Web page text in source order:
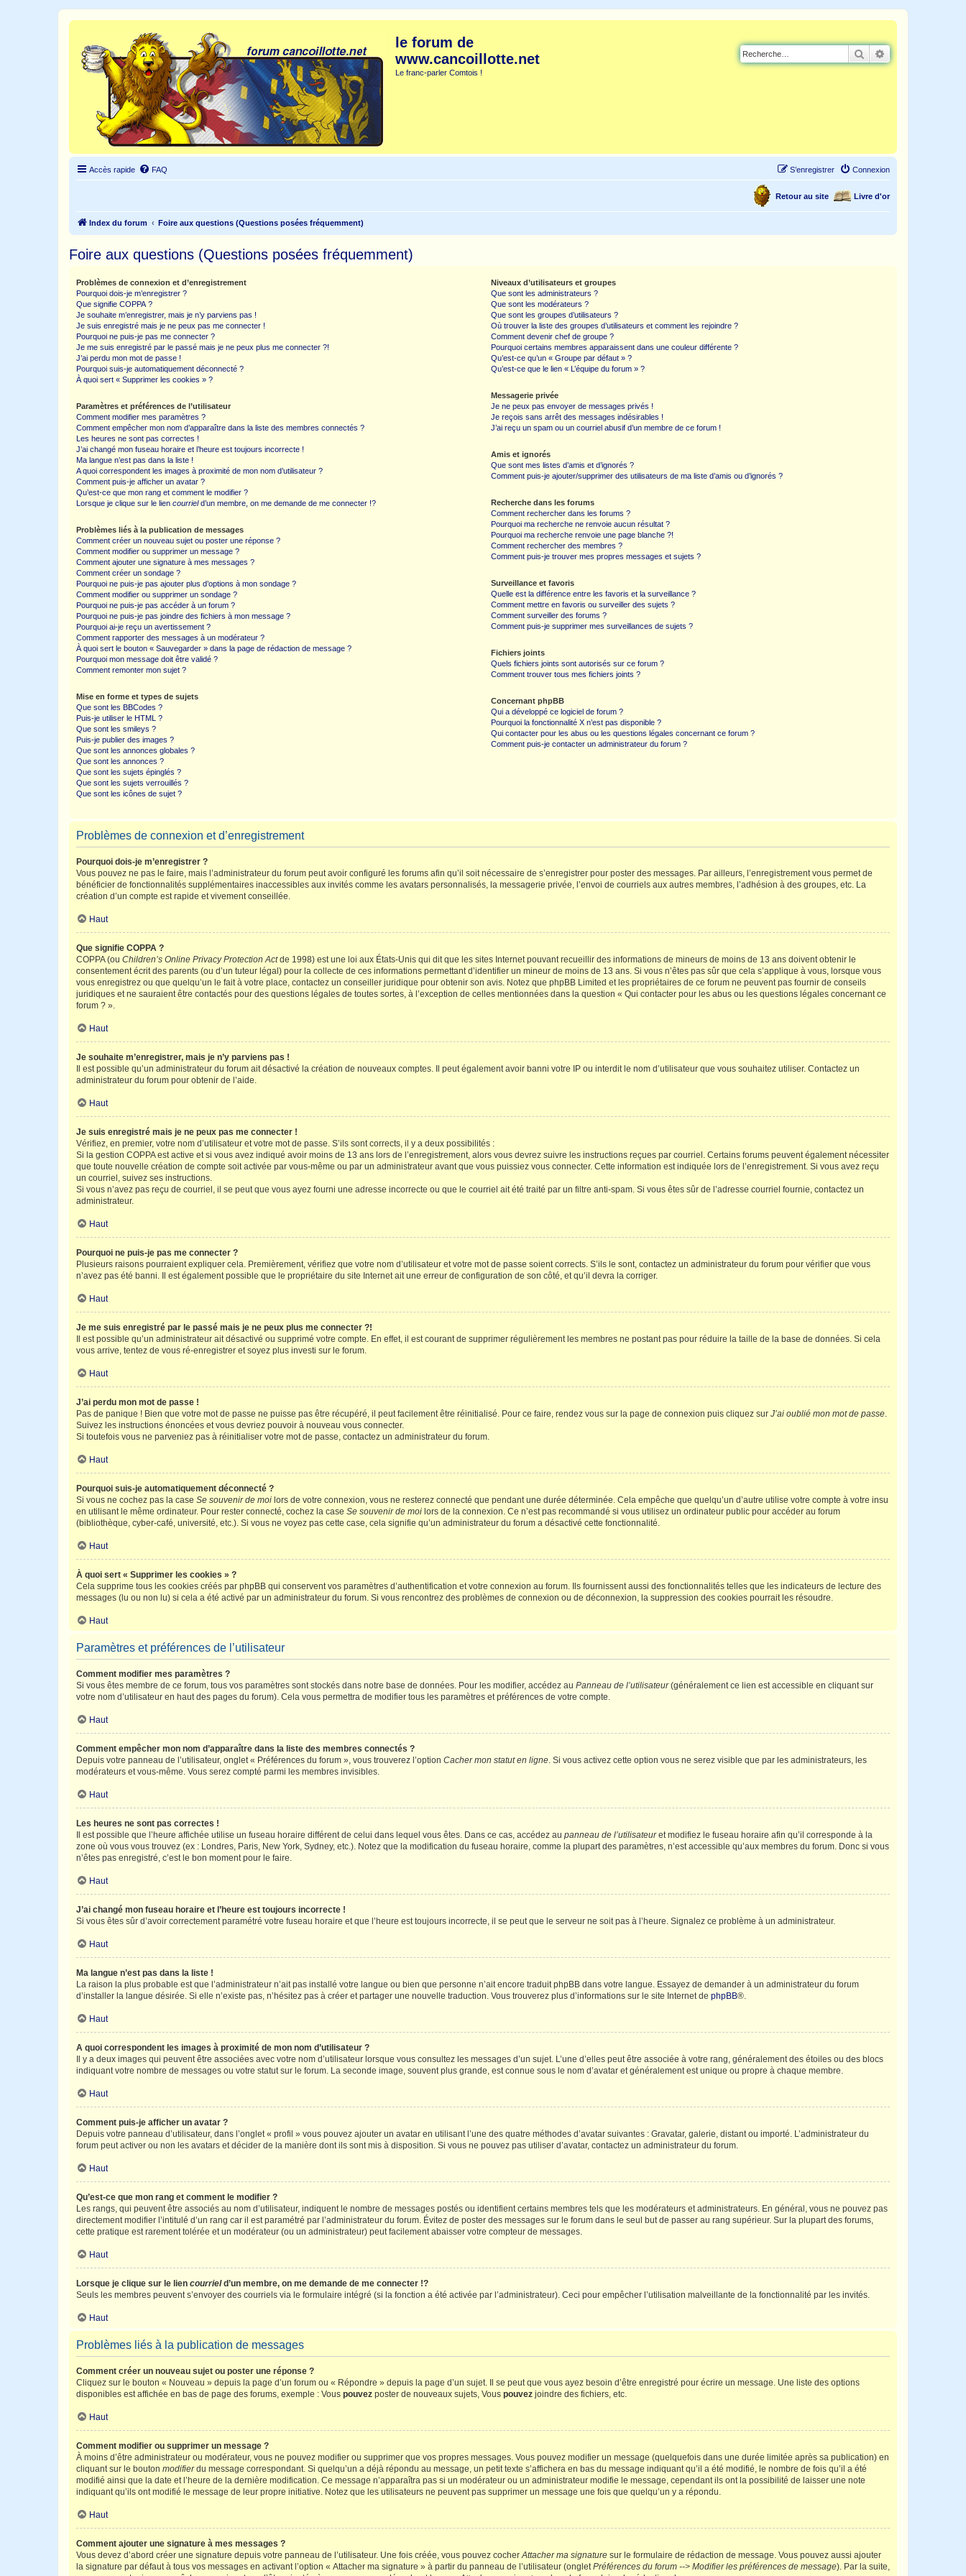
le forum de
www.cancoillotte.net
Le franc-parler Comtois !
Rechercher
Accès rapide FAQ Connexion
S’enregistrer
Livre d'or
Retour au site
Index du forum Foire aux questions (Questions posées fréquemment)
Foire aux questions (Questions posées fréquemment)
Problèmes de connexion et d’enregistrement
Pourquoi dois-je m’enregistrer ?
Que signifie COPPA ?
Je souhaite m’enregistrer, mais je n’y parviens pas !
Je suis enregistré mais je ne peux pas me connecter !
Pourquoi ne puis-je pas me connecter ?
Je me suis enregistré par le passé mais je ne peux plus me connecter ?!
J’ai perdu mon mot de passe !
Pourquoi suis-je automatiquement déconnecté ?
À quoi sert « Supprimer les cookies » ?
Paramètres et préférences de l’utilisateur
Comment modifier mes paramètres ?
Comment empêcher mon nom d’apparaître dans la liste des membres connectés ?
Les heures ne sont pas correctes !
J’ai changé mon fuseau horaire et l’heure est toujours incorrecte !
Ma langue n’est pas dans la liste !
A quoi correspondent les images à proximité de mon nom d’utilisateur ?
Comment puis-je afficher un avatar ?
Qu’est-ce que mon rang et comment le modifier ?
Lorsque je clique sur le lien courrield’un membre, on me demande de me connecter !?
Problèmes liés à la publication de messages
Comment créer un nouveau sujet ou poster une réponse ?
Comment modifier ou supprimer un message ?
Comment ajouter une signature à mes messages ?
Comment créer un sondage ?
Pourquoi ne puis-je pas ajouter plus d’options à mon sondage ?
Comment modifier ou supprimer un sondage ?
Pourquoi ne puis-je pas accéder à un forum ?
Pourquoi ne puis-je pas joindre des fichiers à mon message ?
Pourquoi ai-je reçu un avertissement ?
Comment rapporter des messages à un modérateur ?
À quoi sert le bouton « Sauvegarder » dans la page de rédaction de message ?
Pourquoi mon message doit être validé ?
Comment remonter mon sujet ?
Mise en forme et types de sujets
Que sont les BBCodes ?
Puis-je utiliser le HTML ?
Que sont les smileys ?
Puis-je publier des images ?
Que sont les annonces globales ?
Que sont les annonces ?
Que sont les sujets épinglés ?
Que sont les sujets verrouillés ?
Que sont les icônes de sujet ?
Niveaux d’utilisateurs et groupes
Que sont les administrateurs ?
Que sont les modérateurs ?
Que sont les groupes d’utilisateurs ?
Où trouver la liste des groupes d’utilisateurs et comment les rejoindre ?
Comment devenir chef de groupe ?
Pourquoi certains membres apparaissent dans une couleur différente ?
Qu’est-ce qu’un « Groupe par défaut » ?
Qu’est-ce que le lien « L’équipe du forum » ?
Messagerie privée
Je ne peux pas envoyer de messages privés !
Je reçois sans arrêt des messages indésirables !
J’ai reçu un spam ou un courriel abusif d’un membre de ce forum !
Amis et ignorés
Que sont mes listes d’amis et d’ignorés ?
Comment puis-je ajouter/supprimer des utilisateurs de ma liste d’amis ou d’ignorés ?
Recherche dans les forums
Comment rechercher dans les forums ?
Pourquoi ma recherche ne renvoie aucun résultat ?
Pourquoi ma recherche renvoie une page blanche ?!
Comment rechercher des membres ?
Comment puis-je trouver mes propres messages et sujets ?
Surveillance et favoris
Quelle est la différence entre les favoris et la surveillance ?
Comment mettre en favoris ou surveiller des sujets ?
Comment surveiller des forums ?
Comment puis-je supprimer mes surveillances de sujets ?
Fichiers joints
Quels fichiers joints sont autorisés sur ce forum ?
Comment trouver tous mes fichiers joints ?
Concernant phpBB
Qui a développé ce logiciel de forum ?
Pourquoi la fonctionnalité X n’est pas disponible ?
Qui contacter pour les abus ou les questions légales concernant ce forum ?
Comment puis-je contacter un administrateur du forum ?
Problèmes de connexion et d’enregistrement
Pourquoi dois-je m’enregistrer ?
Vous pouvez ne pas le faire, mais l’administrateur du forum peut avoir configuré les forums afin qu’il soit nécessaire de s’enregistrer pour poster des messages. Par ailleurs, l’enregistrement vous permet de
bénéficier de fonctionnalités supplémentaires inaccessibles aux invités comme les avatars personnalisés, la messagerie privée, l’envoi de courriels aux autres membres, l’adhésion à des groupes, etc. La
création d’un compte est rapide et vivement conseillée.
Haut
Que signifie COPPA ?
COPPA (ou Children’s Online Privacy Protection Actde 1998) est une loi aux États-Unis qui dit que les sites Internet pouvant recueillir des informations de mineurs de moins de 13 ans doivent obtenir le
consentement écrit des parents (ou d’un tuteur légal) pour la collecte de ces informations permettant d’identifier un mineur de moins de 13 ans. Si vous n’êtes pas sûr que cela s’applique à vous, lorsque vous
vous enregistrez ou que quelqu’un le fait à votre place, contactez un conseiller juridique pour obtenir son avis. Notez que phpBB Limited et les propriétaires de ce forum ne peuvent pas fournir de conseils
juridiques et ne sauraient être contactés pour des questions légales de toutes sortes, à l’exception de celles mentionnées dans la question « Qui contacter pour les abus ou les questions légales concernant ce
forum ? ».
Haut
Je souhaite m’enregistrer, mais je n’y parviens pas !
Il est possible qu’un administrateur du forum ait désactivé la création de nouveaux comptes. Il peut également avoir banni votre IP ou interdit le nom d’utilisateur que vous souhaitez utiliser. Contactez un
administrateur du forum pour obtenir de l’aide.
Haut
Je suis enregistré mais je ne peux pas me connecter !
Vérifiez, en premier, votre nom d’utilisateur et votre mot de passe. S’ils sont corrects, il y a deux possibilités :
Si la gestion COPPA est active et si vous avez indiqué avoir moins de 13 ans lors de l’enregistrement, alors vous devrez suivre les instructions reçues par courriel. Certains forums peuvent également nécessiter
que toute nouvelle création de compte soit activée par vous-même ou par un administrateur avant que vous puissiez vous connecter. Cette information est indiquée lors de l’enregistrement. Si vous avez reçu
un courriel, suivez ses instructions.
Si vous n’avez pas reçu de courriel, il se peut que vous ayez fourni une adresse incorrecte ou que le courriel ait été traité par un filtre anti-spam. Si vous êtes sûr de l’adresse courriel fournie, contactez un
administrateur.
Haut
Pourquoi ne puis-je pas me connecter ?
Plusieurs raisons pourraient expliquer cela. Premièrement, vérifiez que votre nom d’utilisateur et votre mot de passe soient corrects. S’ils le sont, contactez un administrateur du forum pour vérifier que vous
n’avez pas été banni. Il est également possible que le propriétaire du site Internet ait une erreur de configuration de son côté, et qu’il devra la corriger.
Haut
Je me suis enregistré par le passé mais je ne peux plus me connecter ?!
Il est possible qu’un administrateur ait désactivé ou supprimé votre compte. En effet, il est courant de supprimer régulièrement les membres ne postant pas pour réduire la taille de la base de données. Si cela
vous arrive, tentez de vous ré-enregistrer et soyez plus investi sur le forum.
Haut
J’ai perdu mon mot de passe !
Pas de panique ! Bien que votre mot de passe ne puisse pas être récupéré, il peut facilement être réinitialisé. Pour ce faire, rendez vous sur la page de connexion puis cliquez sur J’ai oublié mon mot de passe.
Suivez les instructions énoncées et vous devriez pouvoir à nouveau vous connecter.
Si toutefois vous ne parveniez pas à réinitialiser votre mot de passe, contactez un administrateur du forum.
Haut
Pourquoi suis-je automatiquement déconnecté ?
Si vous ne cochez pas la case Se souvenir de moi lors de votre connexion, vous ne resterez connecté que pendant une durée déterminée. Cela empêche que quelqu’un d’autre utilise votre compte à votre insu
en utilisant le même ordinateur. Pour rester connecté, cochez la case Se souvenir de moi lors de la connexion. Ce n’est pas recommandé si vous utilisez un ordinateur public pour accéder au forum
(bibliothèque, cyber-café, université, etc.). Si vous ne voyez pas cette case, cela signifie qu’un administrateur du forum a désactivé cette fonctionnalité.
Haut
À quoi sert « Supprimer les cookies » ?
Cela supprime tous les cookies créés par phpBB qui conservent vos paramètres d’authentification et votre connexion au forum. Ils fournissent aussi des fonctionnalités telles que les indicateurs de lecture des
messages (lu ou non lu) si cela a été activé par un administrateur du forum. Si vous rencontrez des problèmes de connexion ou de déconnexion, la suppression des cookies pourrait les résoudre.
Haut
Paramètres et préférences de l’utilisateur
Comment modifier mes paramètres ?
Si vous êtes membre de ce forum, tous vos paramètres sont stockés dans notre base de données. Pour les modifier, accédez au Panneau de l’utilisateur(généralement ce lien est accessible en cliquant sur
votre nom d’utilisateur en haut des pages du forum). Cela vous permettra de modifier tous les paramètres et préférences de votre compte.
Haut
Comment empêcher mon nom d’apparaître dans la liste des membres connectés ?
Depuis votre panneau de l’utilisateur, onglet « Préférences du forum », vous trouverez l’option Cacher mon statut en ligne. Si vous activez cette option vous ne serez visible que par les administrateurs, les
modérateurs et vous-même. Vous serez compté parmi les membres invisibles.
Haut
Les heures ne sont pas correctes !
Il est possible que l’heure affichée utilise un fuseau horaire différent de celui dans lequel vous êtes. Dans ce cas, accédez au panneau de l’utilisateuret modifiez le fuseau horaire afin qu’il corresponde à la
zone où vous vous trouvez (ex : Londres, Paris, New York, Sydney, etc.). Notez que la modification du fuseau horaire, comme la plupart des paramètres, n’est accessible qu’aux membres du forum. Donc si vous
n’êtes pas enregistré, c’est le bon moment pour le faire.
Haut
J’ai changé mon fuseau horaire et l’heure est toujours incorrecte !
Si vous êtes sûr d’avoir correctement paramétré votre fuseau horaire et que l’heure est toujours incorrecte, il se peut que le serveur ne soit pas à l’heure. Signalez ce problème à un administrateur.
Haut
Ma langue n’est pas dans la liste !
La raison la plus probable est que l’administrateur n’ait pas installé votre langue ou bien que personne n’ait encore traduit phpBB dans votre langue. Essayez de demander à un administrateur du forum
d’installer la langue désirée. Si elle n’existe pas, n’hésitez pas à créer et partager une nouvelle traduction. Vous trouverez plus d’informations sur le site Internet de phpBB®.
Haut
A quoi correspondent les images à proximité de mon nom d’utilisateur ?
Il y a deux images qui peuvent être associées avec votre nom d’utilisateur lorsque vous consultez les messages d’un sujet. L’une d’elles peut être associée à votre rang, généralement des étoiles ou des blocs
indiquant votre nombre de messages ou votre statut sur le forum. La seconde image, souvent plus grande, est connue sous le nom d’avatar et généralement est unique ou propre à chaque membre.
Haut
Comment puis-je afficher un avatar ?
Depuis votre panneau d’utilisateur, dans l’onglet « profil » vous pouvez ajouter un avatar en utilisant l’une des quatre méthodes d’avatar suivantes : Gravatar, galerie, distant ou importé. L’administrateur du
forum peut activer ou non les avatars et décider de la manière dont ils sont mis à disposition. Si vous ne pouvez pas utiliser d’avatar, contactez un administrateur du forum.
Haut
Qu’est-ce que mon rang et comment le modifier ?
Les rangs, qui peuvent être associés au nom d’utilisateur, indiquent le nombre de messages postés ou identifient certains membres tels que les modérateurs et administrateurs. En général, vous ne pouvez pas
directement modifier l’intitulé d’un rang car il est paramétré par l’administrateur du forum. Évitez de poster des messages sur le forum dans le seul but de passer au rang supérieur. Sur la plupart des forums,
cette pratique est rarement tolérée et un modérateur (ou un administrateur) peut facilement abaisser votre compteur de messages.
Haut
Lorsque je clique sur le lien courrield’un membre, on me demande de me connecter !?
Seuls les membres peuvent s’envoyer des courriels via le formulaire intégré (si la fonction a été activée par l’administrateur). Ceci pour empêcher l’utilisation malveillante de la fonctionnalité par les invités.
Haut
Problèmes liés à la publication de messages
Comment créer un nouveau sujet ou poster une réponse ?
Cliquez sur le bouton « Nouveau » depuis la page d’un forum ou « Répondre » depuis la page d’un sujet. Il se peut que vous ayez besoin d’être enregistré pour écrire un message. Une liste des options
disponibles est affichée en bas de page des forums, exemple : Vous pouvez poster de nouveaux sujets, Vous pouvez joindre des fichiers, etc.
Haut
Comment modifier ou supprimer un message ?
À moins d’être administrateur ou modérateur, vous ne pouvez modifier ou supprimer que vos propres messages. Vous pouvez modifier un message (quelquefois dans une durée limitée après sa publication) en
cliquant sur le bouton modifierdu message correspondant. Si quelqu’un a déjà répondu au message, un petit texte s’affichera en bas du message indiquant qu’il a été modifié, le nombre de fois qu’il a été
modifié ainsi que la date et l’heure de la dernière modification. Ce message n’apparaîtra pas si un modérateur ou un administrateur modifie le message, cependant ils ont la possibilité de laisser une note
indiquant qu’ils ont modifié le message de leur propre initiative. Notez que les utilisateurs ne peuvent pas supprimer un message une fois que quelqu’un y a répondu.
Haut
Comment ajouter une signature à mes messages ?
Vous devez d’abord créer une signature depuis votre panneau de l’utilisateur. Une fois créée, vous pouvez cocherAttacher ma signature sur le formulaire de rédaction de message. Vous pouvez aussi ajouter
la signature par défaut à tous vos messages en activant l’option « Attacher ma signature » à partir du panneau de l’utilisateur (ongletPréférences du forum --> Modifier les préférences de message). Par la suite,